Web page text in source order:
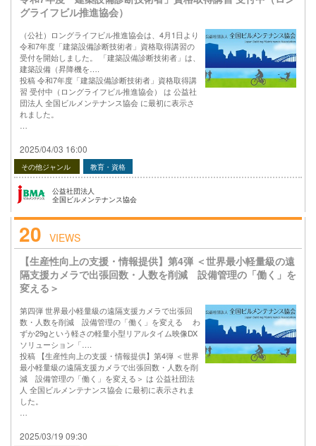
グライフビル推進協会）
（公社）ロングライフビル推進協会は、4月1日より
令和7年度「建築設備診断技術者」資格取得講習の
受付を開始しました。 「建築設備診断技術者」は、
建築設備（昇降機を….
投稿 令和7年度「建築設備診断技術者」資格取得講
習 受付中（ロングライフビル推進協会） は 公益社
団法人 全国ビルメンテナンス協会 に最初に表示さ
れました。
2025/04/03 16:00
その他ジャンル 教育・資格
公益社団法人
全国ビルメンテナンス協会
20 VIEWS
【生産性向上の支援・情報提供】第4弾 ＜世界最小軽量級の遠
隔支援カメラで出張回数・人数を削減 設備管理の「働く」を
変える＞
第四弾 世界最小軽量級の遠隔支援カメラで出張回
数・人数を削減 設備管理の「働く」を変える わ
ずか29gという軽さの軽量小型リアルタイム映像DX
ソリューション「….
投稿 【生産性向上の支援・情報提供】第4弾 ＜世界
最小軽量級の遠隔支援カメラで出張回数・人数を削
減 設備管理の「働く」を変える＞ は 公益社団法
人 全国ビルメンテナンス協会 に最初に表示されま
した。
2025/03/19 09:30